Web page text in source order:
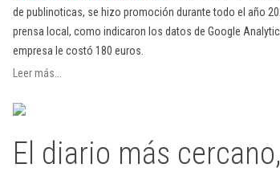
de publinoticas, se hizo promoción durante todo el año
prensa local, como indicaron los datos de Google
empresa le costó 180 euros.
Leer más...
El diario más